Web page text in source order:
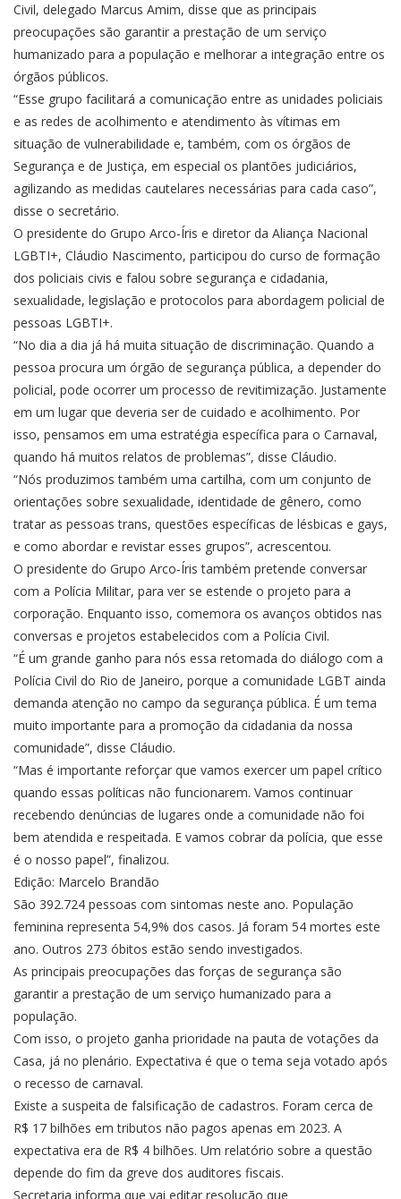
Civil, delegado Marcus Amim, disse que as principais
preocupações são garantir a prestação de um serviço
humanizado para a população e melhorar a integração entre os
órgãos públicos.
“Esse grupo facilitará a comunicação entre as unidades policiais
e as redes de acolhimento e atendimento às vítimas em
situação de vulnerabilidade e, também, com os órgãos de
Segurança e de Justiça, em especial os plantões judiciários,
agilizando as medidas cautelares necessárias para cada caso”,
disse o secretário.
O presidente do Grupo Arco-Íris e diretor da Aliança Nacional
LGBTI+, Cláudio Nascimento, participou do curso de formação
dos policiais civis e falou sobre segurança e cidadania,
sexualidade, legislação e protocolos para abordagem policial de
pessoas LGBTI+.
“No dia a dia já há muita situação de discriminação. Quando a
pessoa procura um órgão de segurança pública, a depender do
policial, pode ocorrer um processo de revitimização. Justamente
em um lugar que deveria ser de cuidado e acolhimento. Por
isso, pensamos em uma estratégia específica para o Carnaval,
quando há muitos relatos de problemas”, disse Cláudio.
“Nós produzimos também uma cartilha, com um conjunto de
orientações sobre sexualidade, identidade de gênero, como
tratar as pessoas trans, questões específicas de lésbicas e gays,
e como abordar e revistar esses grupos”, acrescentou.
O presidente do Grupo Arco-Íris também pretende conversar
com a Polícia Militar, para ver se estende o projeto para a
corporação. Enquanto isso, comemora os avanços obtidos nas
conversas e projetos estabelecidos com a Polícia Civil.
“É um grande ganho para nós essa retomada do diálogo com a
Polícia Civil do Rio de Janeiro, porque a comunidade LGBT ainda
demanda atenção no campo da segurança pública. É um tema
muito importante para a promoção da cidadania da nossa
comunidade”, disse Cláudio.
“Mas é importante reforçar que vamos exercer um papel crítico
quando essas políticas não funcionarem. Vamos continuar
recebendo denúncias de lugares onde a comunidade não foi
bem atendida e respeitada. E vamos cobrar da polícia, que esse
é o nosso papel”, finalizou.
Edição: Marcelo Brandão
São 392.724 pessoas com sintomas neste ano. População
feminina representa 54,9% dos casos. Já foram 54 mortes este
ano. Outros 273 óbitos estão sendo investigados.
As principais preocupações das forças de segurança são
garantir a prestação de um serviço humanizado para a
população.
Com isso, o projeto ganha prioridade na pauta de votações da
Casa, já no plenário. Expectativa é que o tema seja votado após
o recesso de carnaval.
Existe a suspeita de falsificação de cadastros. Foram cerca de
R$ 17 bilhões em tributos não pagos apenas em 2023. A
expectativa era de R$ 4 bilhões. Um relatório sobre a questão
depende do fim da greve dos auditores fiscais.
Secretaria informa que vai editar resolução que